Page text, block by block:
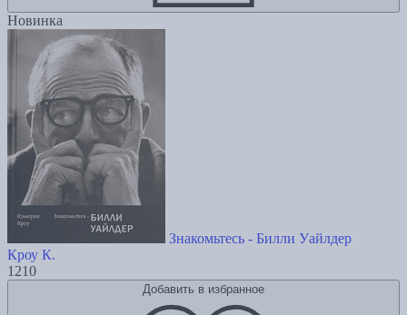
Новинка
Знакомьтесь - Билли Уайлдер
Кроу К.
1210
Добавить в избранное